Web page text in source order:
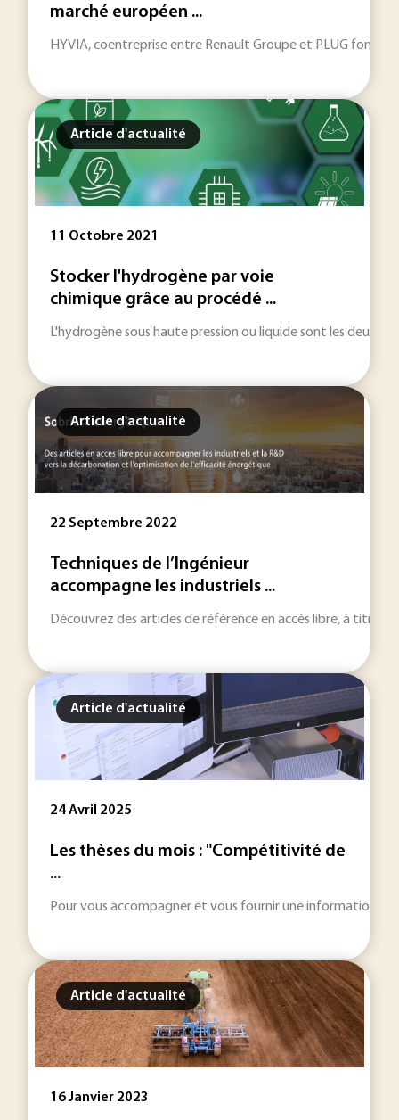
marché européen ...
HYVIA, coentreprise entre Renault Groupe et PLUG
Article d'actualité
11 Octobre 2021
Stocker l'hydrogène par voie
chimique grâce au procédé ...
L'hydrogène sous haute pression ou liquide sont les deux
Article d'actualité
22 Septembre 2022
Techniques de l’Ingénieur
accompagne les industriels ...
Découvrez des articles de référence en accès libre, à titre
Article d'actualité
24 Avril 2025
Les thèses du mois : "Compétitivité de
...
Pour vous accompagner et vous fournir une information
Article d'actualité
16 Janvier 2023